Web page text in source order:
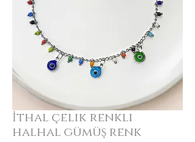
İthal çelik renkli
halhal gümüş renk